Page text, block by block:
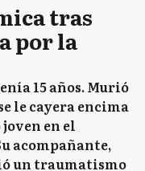
tras
por la
15 años. Murió
le cayera encima
en el
acompañante,
un traumatismo